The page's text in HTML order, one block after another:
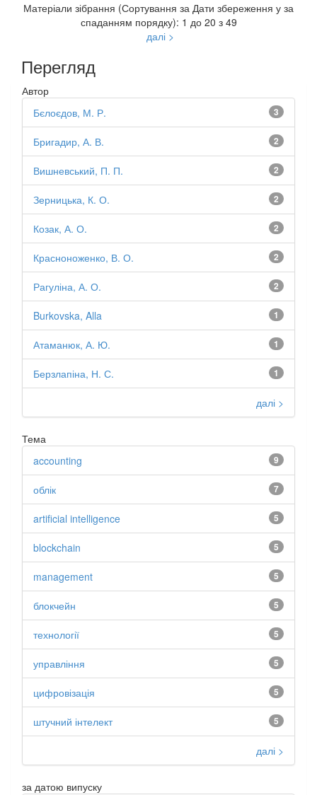
Матеріали зібрання (Сортування за Дати збереження у за
спаданням порядку): 1 до 20 з 49
далі >
Перегляд
Автор
3
Бєлоєдов, М. Р.
2
Бригадир, А. В.
2
Вишневський, П. П.
2
Зерницька, К. О.
2
Козак, А. О.
2
Красноноженко, В. О.
2
Рагуліна, А. О.
1
Burkovska, Alla
1
Атаманюк, А. Ю.
1
Берзлапіна, Н. С.
далі >
Тема
9
accounting
7
облік
5
artificial intelligence
5
blockchain
5
management
5
блокчейн
5
технології
5
управління
5
цифровізація
5
штучний інтелект
далі >
за датою випуску